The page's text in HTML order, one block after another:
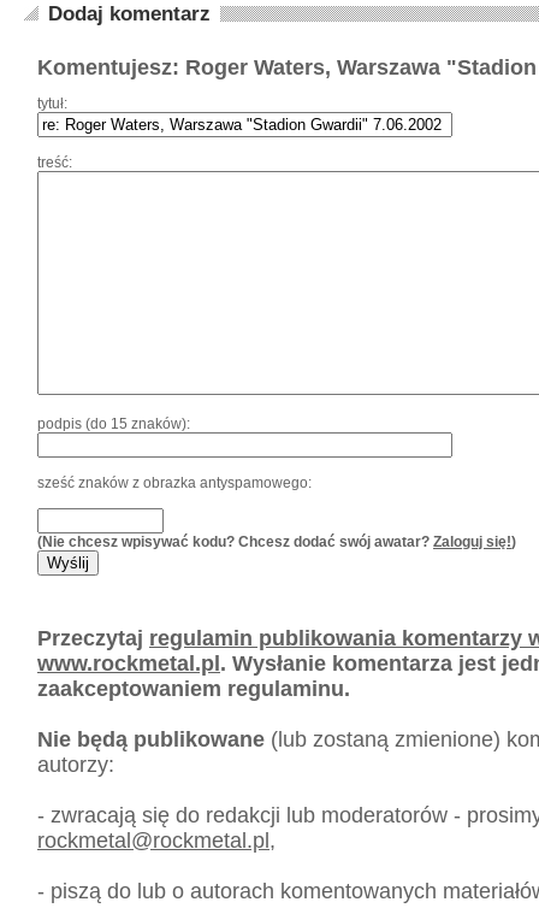
Dodaj komentarz
Komentujesz: Roger Waters, Warszawa
tytuł:
treść:
podpis (do 15 znaków):
sześć znaków z obrazka antyspamowego:
(Nie chcesz wpisywać kodu? Chcesz dodać swój awatar? Zaloguj się!)
Przeczytaj regulamin publikowania komentarzy
www.rockmetal.pl. Wysłanie komentarza jest
zaakceptowaniem regulaminu.
Nie będą publikowane (lub zostaną zmienione)
autorzy:
- zwracają się do redakcji lub moderatorów -
rockmetal@rockmetal.pl,
- piszą do lub o autorach komentowanych